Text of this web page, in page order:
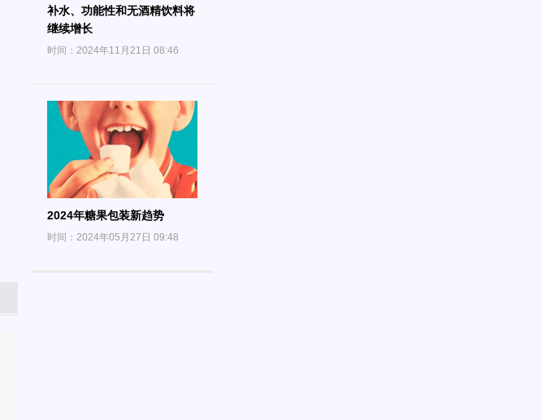
补水、功能性和无酒精饮料将
继续增长
时间：2024年11月21日 08:46
2024年糖果包装新趋势
时间：2024年05月27日 09:48